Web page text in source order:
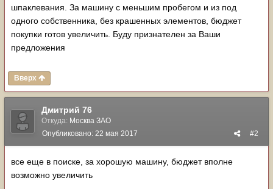
шпаклевания. За машину с меньшим пробегом и из под
одного собственника, без крашенных элементов, бюджет
покупки готов увеличить. Буду признателен за Ваши
предложения
Вверх
Дмитрий 76
Откуда: Москва ЗАО
#2
Опубликовано: 22 мая 2017
все еще в поиске, за хорошую машину, бюджет вполне
возможно увеличить